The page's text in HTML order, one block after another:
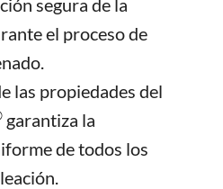
segura de la
el proceso de
las propiedades del
garantiza la
de todos los